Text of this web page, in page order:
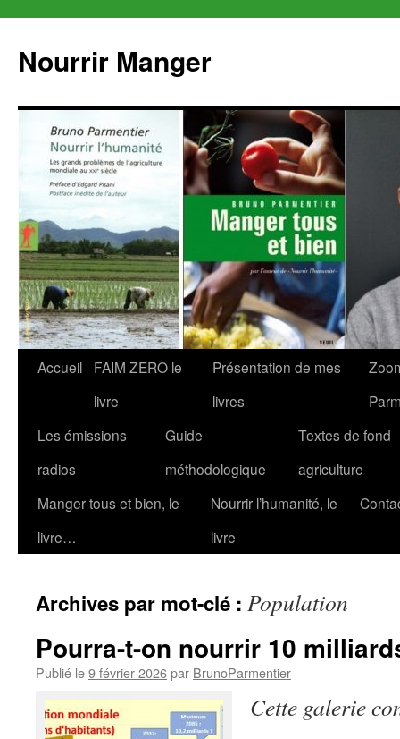
contenu
Nourrir Manger
Accueil
FAIM ZERO le
livre
Présentation de mes
livres
Les émissions
radios
Guide
méthodologique
Textes de fond
agriculture
Manger tous et bien, le
livre…
Nourrir l’humanité, le
livre
Archives par mot-clé : Population
Pourra-t-on nourrir 10
Publié le9 février 2026par BrunoParmentier
Cette galerie